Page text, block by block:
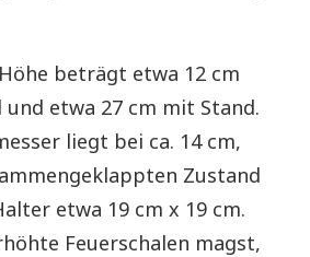
beträgt etwa 12 cm
und etwa 27 cm mit Stand.
liegt bei ca. 14 cm,
Zustand
etwa 19 cm x 19 cm.
Feuerschalen magst,